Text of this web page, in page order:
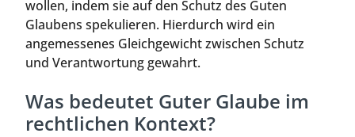
wollen, indem sie auf den Schutz des Guten
Glaubens spekulieren. Hierdurch wird ein
angemessenes Gleichgewicht zwischen Schutz
und Verantwortung gewahrt.
Was bedeutet Guter Glaube im
rechtlichen Kontext?